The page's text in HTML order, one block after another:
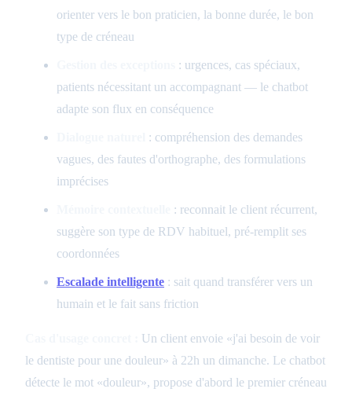
orienter vers le bon praticien, la bonne durée, le bon
type de créneau
: urgences, cas spéciaux,
patients nécessitant un accompagnant — le chatbot
adapte son flux en conséquence
: compréhension des demandes
vagues, des fautes d'orthographe, des formulations
imprécises
: reconnait le client récurrent,
suggère son type de RDV habituel, pré-remplit ses
coordonnées
Escalade intelligente : sait quand transférer vers un
humain et le fait sans friction
Un client envoie «j'ai besoin de voir
le dentiste pour une douleur» à 22h un dimanche. Le chatbot
détecte le mot «douleur», propose d'abord le premier créneau